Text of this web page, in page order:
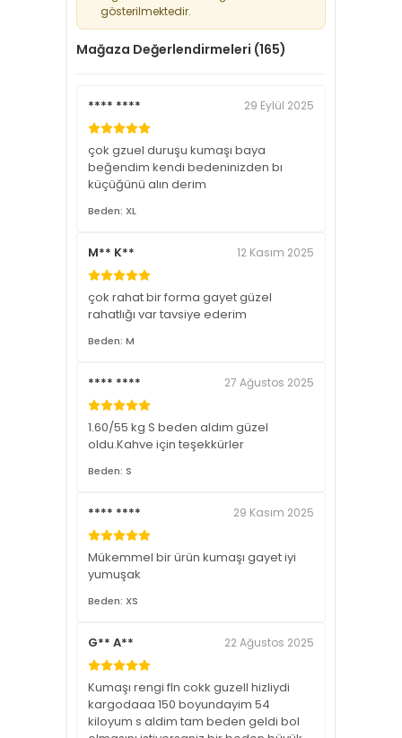
gösterilmektedir.
Mağaza Değerlendirmeleri (165)
**** **** 29 Eylül 2025
çok gzuel duruşu kumaşı baya
beğendim kendi bedeninizden bı
küçüğünü alın derim
Beden: XL
M** K** 12 Kasım 2025
çok rahat bir forma gayet güzel
rahatlığı var tavsiye ederim
Beden: M
**** **** 27 Ağustos 2025
1.60/55 kg S beden aldım güzel
oldu.Kahve için teşekkürler
Beden: S
**** **** 29 Kasım 2025
Mükemmel bir ürün kumaşı gayet iyi
yumuşak
Beden: XS
G** A** 22 Ağustos 2025
Kumaşı rengi fln cokk guzell hizliydi
kargodaaa 150 boyundayim 54
kiloyum s aldim tam beden geldi bol